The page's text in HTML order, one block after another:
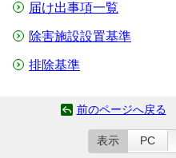
届け出事項一覧
除害施設設置基準
排除基準
前のページへ戻る
表示 PC